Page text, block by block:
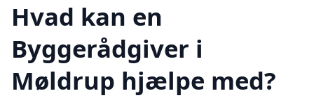
Hvad kan en
Byggerådgiver i
Møldrup hjælpe med?